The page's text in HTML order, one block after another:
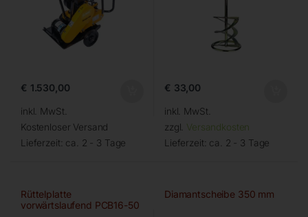
€ 1.530,00
inkl. MwSt.
Kostenloser Versand
Lieferzeit: ca. 2 - 3 Tage
€ 33,00
inkl. MwSt.
zzgl. Versandkosten
Lieferzeit: ca. 2 - 3 Tage
Rüttelplatte
vorwärtslaufend PCB16-50
Diamantscheibe 350 mm